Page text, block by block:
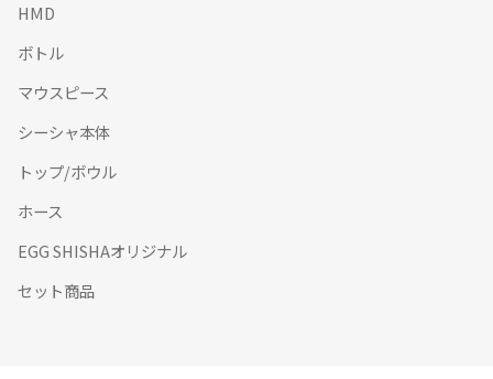
HMD
ボトル
マウスピース
シーシャ本体
トップ/ボウル
ホース
EGG SHISHAオリジナル
セット商品